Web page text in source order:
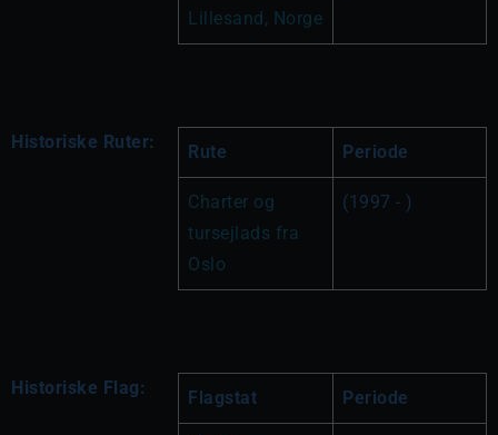
Lillesand, Norge
Historiske Ruter: Rute Periode
Charter og
tursejlads fra
Oslo
(1997 - )
Historiske Flag: Flagstat Periode